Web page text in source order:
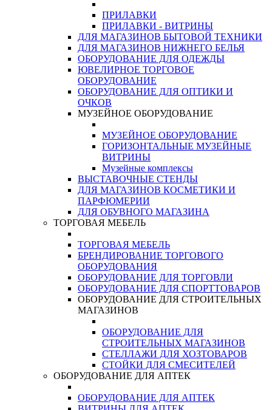
ПРИЛАВКИ
ПРИЛАВКИ - ВИТРИНЫ
ДЛЯ МАГАЗИНОВ БЫТОВОЙ ТЕХНИКИ
ДЛЯ МАГАЗИНОВ НИЖНЕГО БЕЛЬЯ
ОБОРУДОВАНИЕ ДЛЯ ОДЕЖДЫ
ЮВЕЛИРНОЕ ТОРГОВОЕ
ОБОРУДОВАНИЕ
ОБОРУДОВАНИЕ ДЛЯ ОПТИКИ И
ОЧКОВ
МУЗЕЙНОЕ ОБОРУДОВАНИЕ
МУЗЕЙНОЕ ОБОРУДОВАНИЕ
ГОРИЗОНТАЛЬНЫЕ МУЗЕЙНЫЕ
ВИТРИНЫ
Музейные комплексы
ВЫСТАВОЧНЫЕ СТЕНДЫ
ДЛЯ МАГАЗИНОВ КОСМЕТИКИ И
ПАРФЮМЕРИИ
ДЛЯ ОБУВНОГО МАГАЗИНА
ТОРГОВАЯ МЕБЕЛЬ
ТОРГОВАЯ МЕБЕЛЬ
БРЕНДИРОВАНИЕ ТОРГОВОГО
ОБОРУДОВАНИЯ
ОБОРУДОВАНИЕ ДЛЯ ТОРГОВЛИ
ОБОРУДОВАНИЕ ДЛЯ СПОРТТОВАРОВ
ОБОРУДОВАНИЕ ДЛЯ СТРОИТЕЛЬНЫХ
МАГАЗИНОВ
ОБОРУДОВАНИЕ ДЛЯ
СТРОИТЕЛЬНЫХ МАГАЗИНОВ
СТЕЛЛАЖИ ДЛЯ ХОЗТОВАРОВ
СТОЙКИ ДЛЯ СМЕСИТЕЛЕЙ
ОБОРУДОВАНИЕ ДЛЯ АПТЕК
ОБОРУДОВАНИЕ ДЛЯ АПТЕК